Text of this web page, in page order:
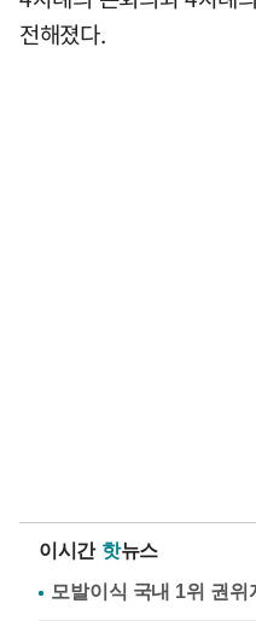
전해졌다.
이시간 핫뉴스